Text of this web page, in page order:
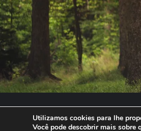
Utilizamos cookies para lhe
Você pode descobrir mais